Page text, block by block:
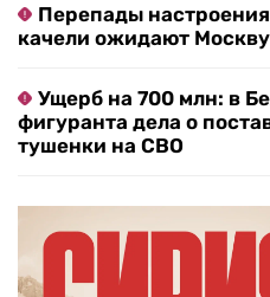
Перепады
качели ожидают
Ущерб на 700 млн: в
фигуранта дела о
тушенки на СВО